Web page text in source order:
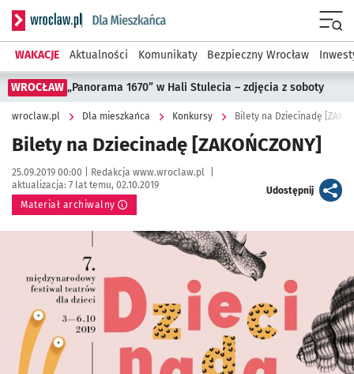
Serwis informacyjny wroclaw.pl podserwis: Dla mieszkańca
WAKACJE Aktualności Komunikaty Bezpieczny Wrocław
WROCŁAW „Panorama 1670” w Hali Stulecia – zdjęcia z soboty
wroclaw.pl Dla mieszkańca Konkursy Bilety na Dziecinadę
Bilety na Dziecinadę [ZAKOŃCZONY]
Data publikacji:
25.09.2019 00:00 | Autor:
Redakcja www.wroclaw.pl
aktualizacja: 7 lat temu, 02.10.2019
Materiał archiwalny
Udostępnijartykuł